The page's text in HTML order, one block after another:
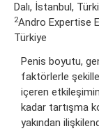
Dalı, İstanbul,
2Andro Expertise
Türkiye
Penis boyutu,
faktörlerle
içeren
kadar tartışma
yakından